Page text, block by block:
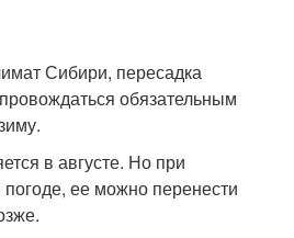
Сибири, пересадка
обязательным
в августе. Но при
погоде, ее можно перенести